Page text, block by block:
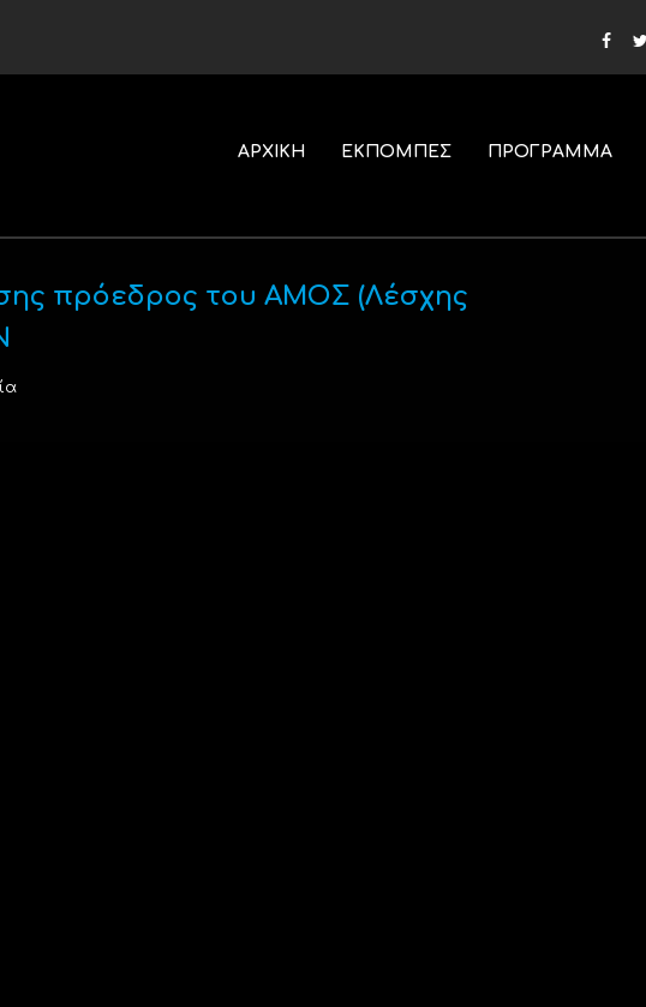
ΑΡΧΙΚΗ ΕΚΠΟΜΠΕΣ ΠΡΟΓΡΑΜΜΑ
πρόεδρος του ΑΜΟΣ (Λέσχης